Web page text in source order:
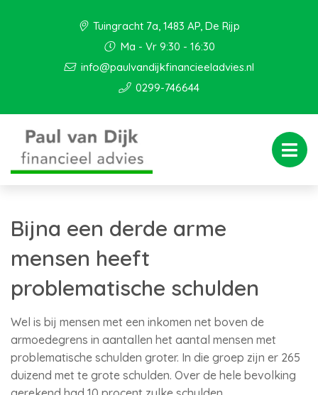
Tuingracht 7a, 1483 AP, De Rijp
Ma - Vr 9:30 - 16:30
info@paulvandijkfinancieeladvies.nl
0299-746644
Bijna een derde arme
mensen heeft
problematische schulden
Wel is bij mensen met een inkomen net boven de
armoedegrens in aantallen het aantal mensen met
problematische schulden groter. In die groep zijn er 265
duizend met te grote schulden. Over de hele bevolking